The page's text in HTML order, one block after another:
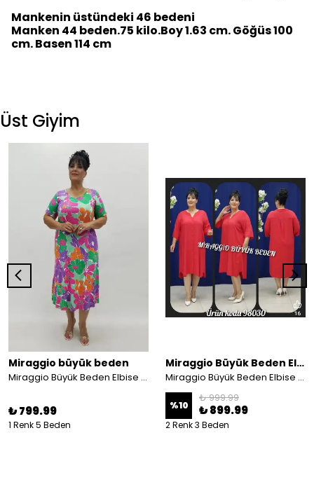
Mankenin üstündeki 46 bedeni
Manken 44 beden.75 kilo.Boy 1.63 cm. Göğüs 100
cm. Basen 114 cm
Üst Giyim
Miraggio büyük beden
Miraggio Büyük Beden Elbise 99883 YEŞİL/MOR
₺ 799.99
1 Renk 5 Beden
Miraggio Büyük Beden Elbise
Miraggio Büyük Beden Elbise 98030
%10
₺ 999.99
₺ 899.99
2 Renk 3 Beden